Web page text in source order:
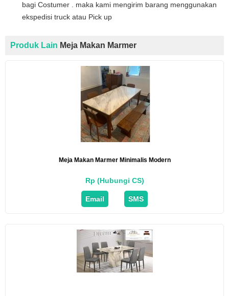
bagi Costumer . maka kami mengirim barang menggunakan
ekspedisi truck atau Pick up
Produk Lain Meja Makan Marmer
Meja Makan Marmer Minimalis Modern
Rp (Hubungi CS)
Email SMS